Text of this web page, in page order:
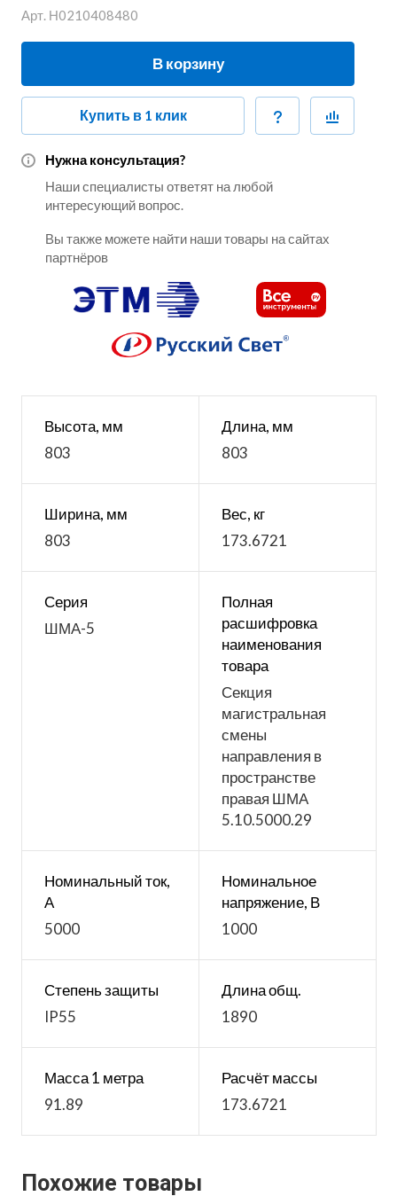
Арт. Н0210408480
В корзину
Купить в 1 клик
Нужна консультация?
Наши специалисты ответят на любой
интересующий вопрос.
Вы также можете найти наши товары на сайтах
партнёров
Высота, мм
803
Длина, мм
803
Ширина, мм
803
Вес, кг
173.6721
Серия
ШМА-5
Полная
расшифровка
наименования
товара
Секция
магистральная
смены
направления в
пространстве
правая ШМА
5.10.5000.29
Номинальный ток,
А
5000
Номинальное
напряжение, В
1000
Степень защиты
IP55
Длина общ.
1890
Масса 1 метра
91.89
Расчёт массы
173.6721
Похожие товары